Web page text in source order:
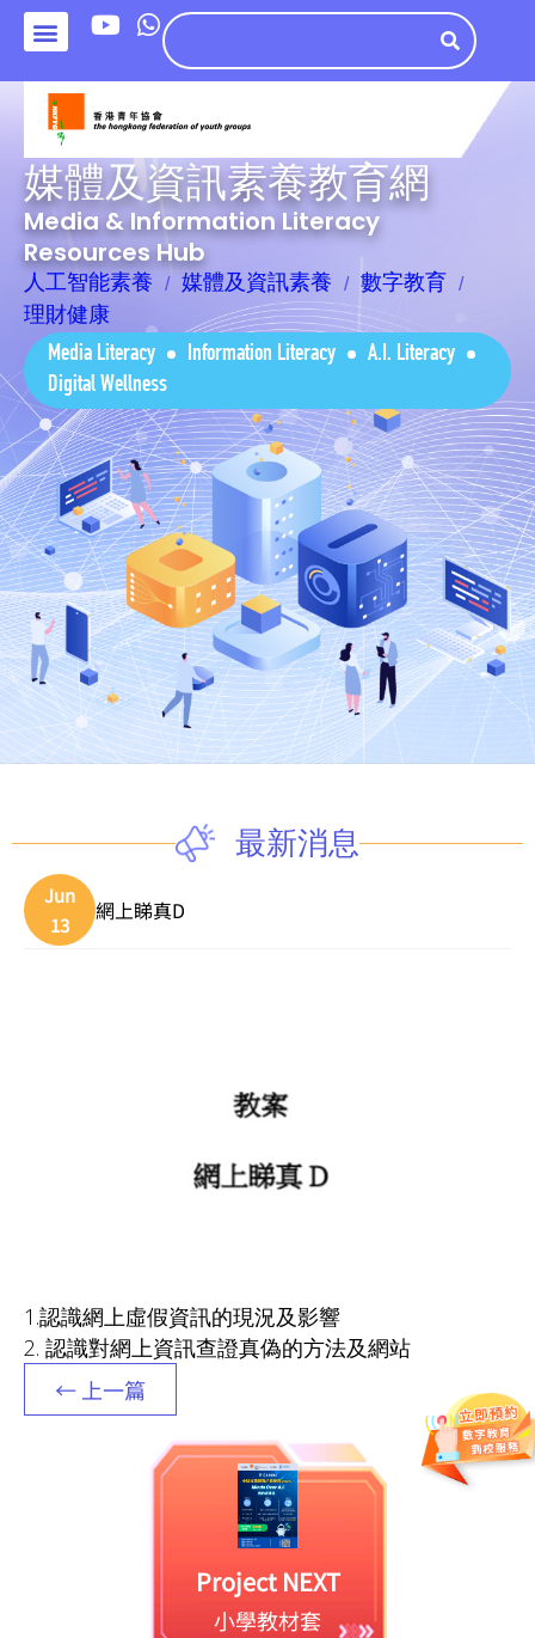
媒體及資訊素養教育網
Media & Information Literacy
Resources Hub
人工智能素養 媒體及資訊素養
數字教育
理財健康
Media Literacy Information Literacy
A.I. Literacy
Digital Wellness
最新消息
Jun
13
網上睇真D
1.認識網上虛假資訊的現況及影響
2. 認識對網上資訊查證真偽的方法及網站
← 上一篇
Project NEXT
小學教材套